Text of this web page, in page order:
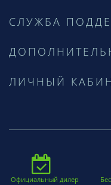
СЛУЖБА
ЛИЧНЫЙ
Официальный дилер